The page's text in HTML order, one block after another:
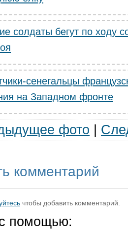
солдаты бегут по ходу
сенегальцы
на Западном фронте
фото
комментарий
чтобы добавить комментарий.
помощью: